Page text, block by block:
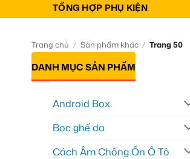
TỔNG HỢP PHỤ KIỆN
Trang chủ / Sản phẩm khác / Trang 50
DANH MỤC SẢN PHẨM
Android Box
Bọc ghế da
Cách Âm Chống Ồn Ô Tô